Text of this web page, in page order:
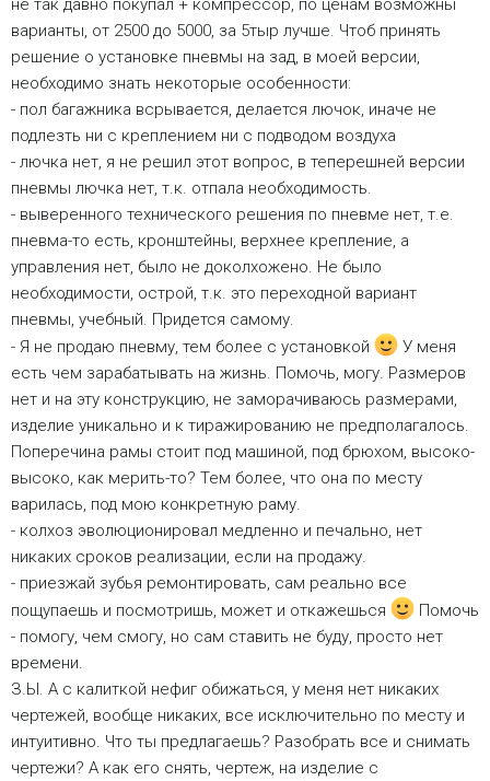
варианты, от 2500 до 5000, за 5тыр лучше. Чтоб принять
решение о установке пневмы на зад, в моей версии,
необходимо знать некоторые особенности:
- пол багажника всрывается, делается лючок, иначе не
подлезть ни с креплением ни с подводом воздуха
- лючка нет, я не решил этот вопрос, в теперешней версии
пневмы лючка нет, т.к. отпала необходимость.
- выверенного технического решения по пневме нет, т.е.
пневма-то есть, кронштейны, верхнее крепление, а
управления нет, было не доколхожено. Не было
необходимости, острой, т.к. это переходной вариант
пневмы, учебный. Придется самому.
- Я не продаю пневму, тем более с установкой
У меня
есть чем зарабатывать на жизнь. Помочь, могу. Размеров
нет и на эту конструкцию, не заморачиваюсь размерами,
изделие уникально и к тиражированию не предполагалось.
Поперечина рамы стоит под машиной, под брюхом, высоко-
высоко, как мерить-то? Тем более, что она по месту
варилась, под мою конкретную раму.
- колхоз эволюционировал медленно и печально, нет
никаких сроков реализации, если на продажу.
- приезжай зубья ремонтировать, сам реально все
пощупаешь и посмотришь, может и откажешься
Помочь
- помогу, чем смогу, но сам ставить не буду, просто нет
времени.
З.Ы. А с калиткой нефиг обижаться, у меня нет никаких
чертежей, вообще никаких, все исключительно по месту и
интуитивно. Что ты предлагаешь? Разобрать все и снимать
чертежи? А как его снять, чертеж, на изделие с